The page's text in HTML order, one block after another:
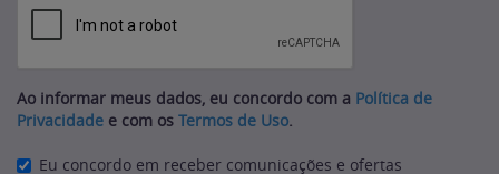
Ao informar meus dados, eu concordo com a Política de
Privacidade e com os Termos de Uso.
Eu concordo em receber comunicações e ofertas